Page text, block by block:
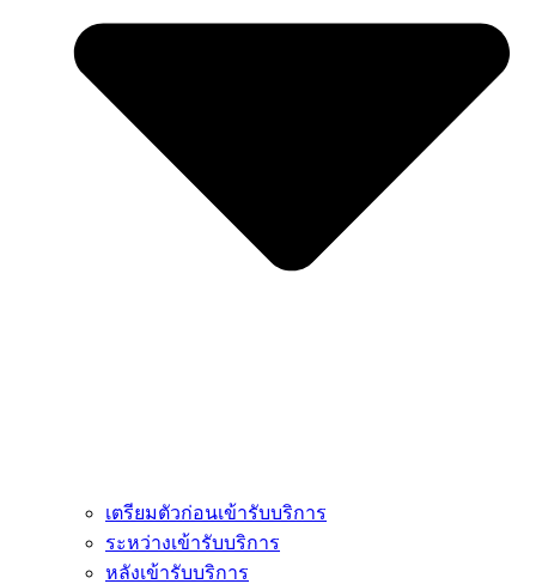
เตรียมตัวก่อนเข้ารับบริการ
ระหว่างเข้ารับบริการ
หลังเข้ารับบริการ